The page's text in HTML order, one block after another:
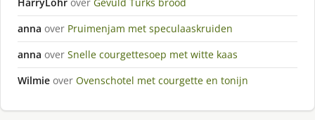
anna over Pruimenjam met speculaaskruiden
anna over Snelle courgettesoep met witte kaas
Wilmie over Ovenschotel met courgette en tonijn